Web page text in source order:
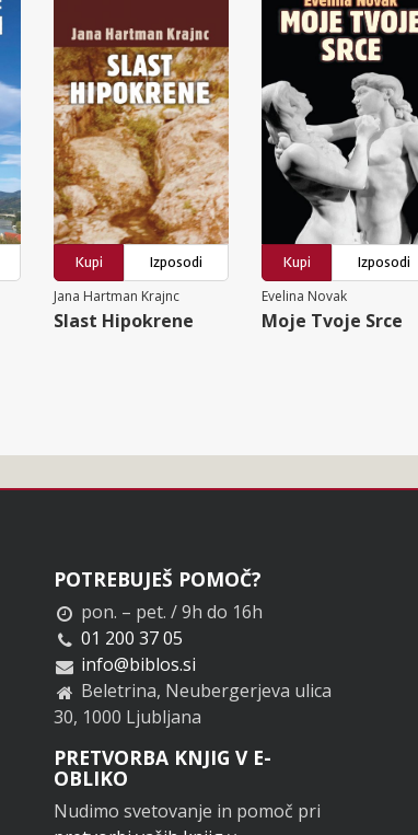
Kupi
Izposodi
Jana Hartman Krajnc
Slast Hipokrene
Kupi
Izposodi
Evelina Novak
Moje Tvoje Srce
POTREBUJEŠ POMOČ?
pon. – pet. / 9h do 16h
01 200 37 05
info@biblos.si
Beletrina, Neubergerjeva ulica
30, 1000 Ljubljana
PRETVORBA KNJIG V E-
OBLIKO
Nudimo svetovanje in pomoč pri